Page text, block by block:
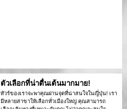
ตัวเลือกที่น่าตื่นเต้นมากมาย!
ทัวร์ของเราจะพาคุณผ่านจุดที่น่าสนใจในญี่ปุ่น! เรา
มีหลายสาขาให้เลือกทั่วเมืองใหญ่ คุณสามารถ